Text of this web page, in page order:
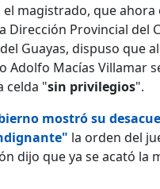
el magistrado, que ahora
Dirección Provincial del
del Guayas, dispuso que
Adolfo Macías Villamar
celda "sin privilegios".
mostró su
la orden del
dijo que ya se acató la